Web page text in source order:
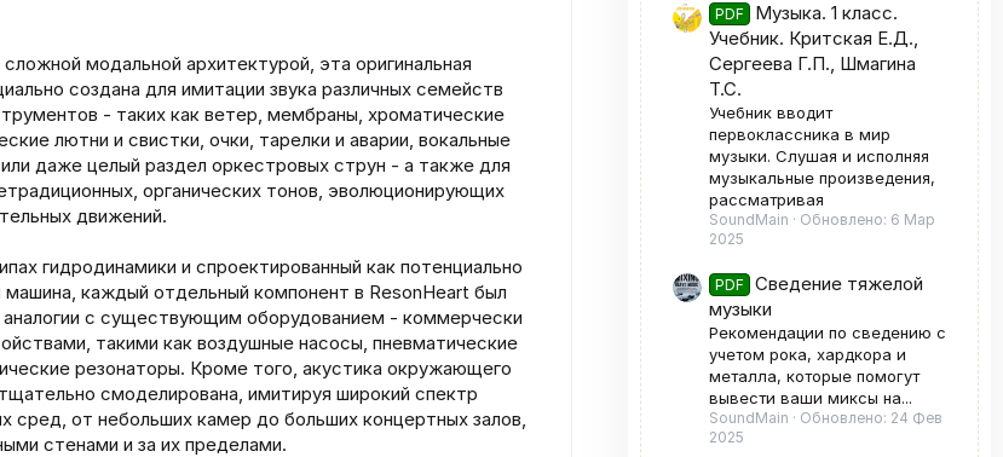
модальной архитектурой, эта оригинальная
создана для имитации звука различных семейств
- таких как ветер, мембраны, хроматические
лютни и свистки, очки, тарелки и аварии, вокальные
даже целый раздел оркестровых струн - а также для
органических тонов, эволюционирующих
движений.
гидродинамики и спроектированный как потенциально
машина, каждый отдельный компонент в ResonHeart был
с существующим оборудованием - коммерчески
такими как воздушные насосы, пневматические
резонаторы. Кроме того, акустика окружающего
смоделирована, имитируя широкий спектр
сред, от небольших камер до больших концертных залов,
стенами и за их пределами.
PDF
Музыка. 1 класс.
Учебник. Критская Е.Д.,
Сергеева Г.П., Шмагина
Т.С.
Учебник вводит
первоклассника в мир
музыки. Слушая и исполняя
музыкальные произведения,
рассматривая
SoundMain Обновлено: 6 Мар
2025
PDF
Сведение тяжелой
музыки
Рекомендации по сведению с
учетом рока, хардкора и
металла, которые помогут
вывести ваши миксы на...
SoundMain Обновлено: 24 Фев
2025